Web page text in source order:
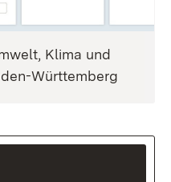
Klima und
Württemberg